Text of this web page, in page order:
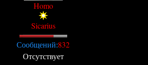
Homo
Sicarius
Сообщений:832
Отсутствует